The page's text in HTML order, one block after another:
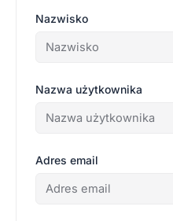
Nazwisko
Nazwa użytkownika
Adres email